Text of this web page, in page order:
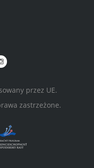
przez UE.
zastrzeżone.